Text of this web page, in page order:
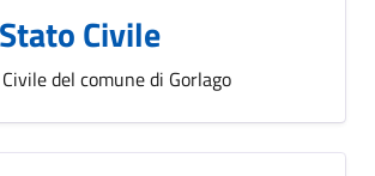
Civile
del comune di Gorlago